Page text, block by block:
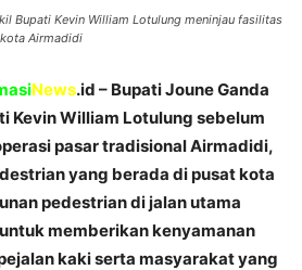
Bupati Kevin William Lotulung meninjau fasilitas
Airmadidi
News.id – Bupati Joune Ganda
Kevin William Lotulung sebelum
pasar tradisional Airmadidi,
yang berada di pusat kota
pedestrian di jalan utama
memberikan kenyamanan
kaki serta masyarakat yang